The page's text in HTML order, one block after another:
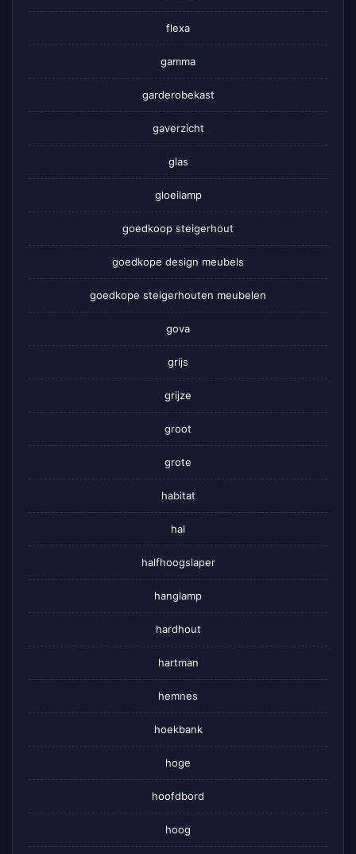
flexa
gamma
garderobekast
gaverzicht
glas
gloeilamp
goedkoop steigerhout
goedkope design meubels
goedkope steigerhouten meubelen
gova
grijs
grijze
groot
grote
habitat
hal
halfhoogslaper
hanglamp
hardhout
hartman
hemnes
hoekbank
hoge
hoofdbord
hoog